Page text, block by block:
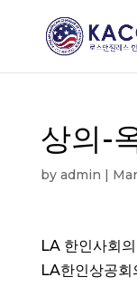
상의-
by admin |
LA 한인사회
LA한인상공회